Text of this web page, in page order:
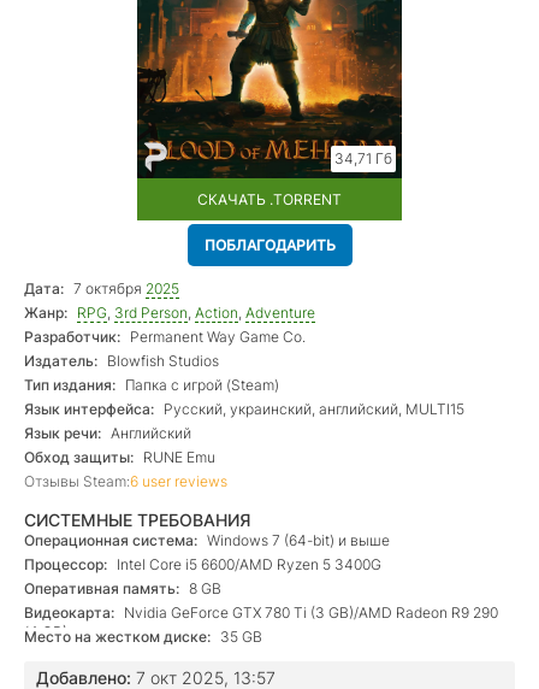
34,71 Гб
СКАЧАТЬ .TORRENT
ПОБЛАГОДАРИТЬ
Дата: 7 октября 2025
Жанр: RPG, 3rd Person, Action, Adventure
Разработчик: Permanent Way Game Co.
Издатель: Blowfish Studios
Тип издания: Папка с игрой (Steam)
Язык интерфейса: Русский, украинский, английский, MULTI15
Язык речи: Английский
Обход защиты: RUNE Emu
Отзывы Steam:6 user reviews
СИСТЕМНЫЕ ТРЕБОВАНИЯ
Операционная система: Windows 7 (64-bit) и выше
Процессор: Intel Core i5 6600/AMD Ryzen 5 3400G
Оперативная память: 8 GB
Видеокарта: Nvidia GeForce GTX 780 Ti (3 GB)/AMD Radeon R9 290
(4 GB)
Место на жестком диске: 35 GB
Добавлено: 7 окт 2025, 13:57